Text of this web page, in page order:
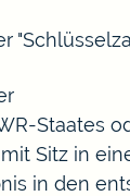
Staates
Sitz in
in den